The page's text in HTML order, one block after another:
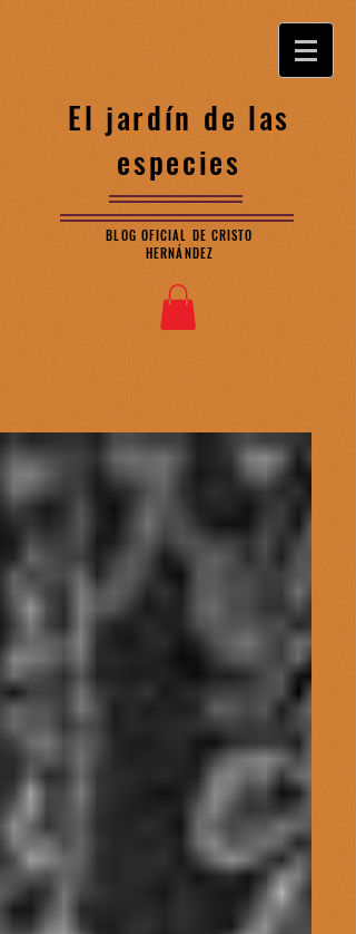
El jardín de las
especies
BLOG OFICIAL DE CRISTO
HERNÁNDEZ